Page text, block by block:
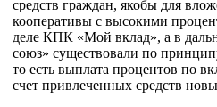
средств граждан, якобы для
кооперативы с высокими
деле КПК «Мой вклад», а в
союз» существовали по
то есть выплата процентов по
счет привлеченных средств